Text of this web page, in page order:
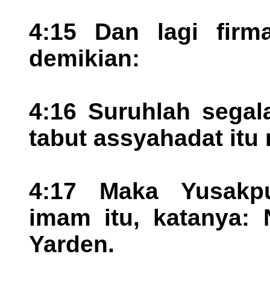
4:15 Dan lagi
demikian:
4:16 Suruhlah
tabut assyahadat itu
4:17 Maka
imam itu, katanya:
Yarden.